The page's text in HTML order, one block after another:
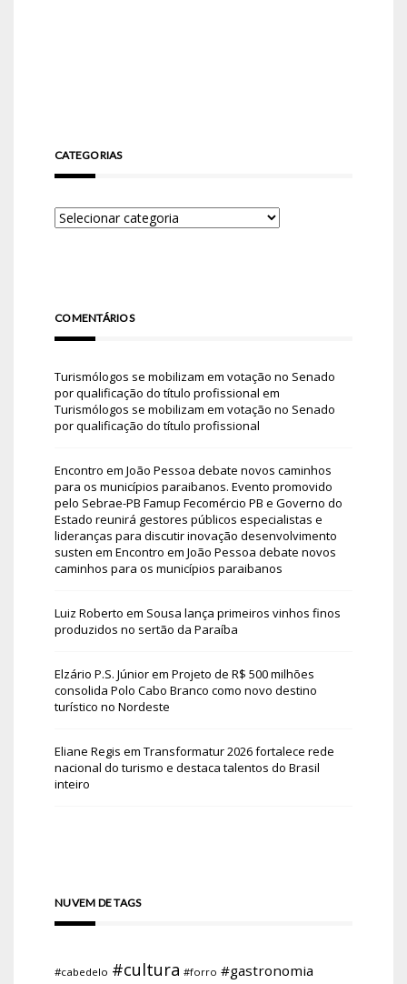
CATEGORIAS
COMENTÁRIOS
Turismólogos se mobilizam em votação no Senado
por qualificação do título profissional em
Turismólogos se mobilizam em votação no Senado
por qualificação do título profissional
Encontro em João Pessoa debate novos caminhos
para os municípios paraibanos. Evento promovido
pelo Sebrae-PB Famup Fecomércio PB e Governo do
Estado reunirá gestores públicos especialistas e
lideranças para discutir inovação desenvolvimento
susten em Encontro em João Pessoa debate novos
caminhos para os municípios paraibanos
Luiz Roberto em Sousa lança primeiros vinhos finos
produzidos no sertão da Paraíba
Elzário P.S. Júniorem Projeto de R$ 500 milhões
consolida Polo Cabo Branco como novo destino
turístico no Nordeste
Eliane Regis em Transformatur 2026 fortalece rede
nacional do turismo e destaca talentos do Brasil
inteiro
NUVEM DE TAGS
#cabedelo #cultura #forro #gastronomia